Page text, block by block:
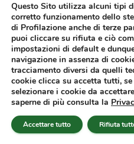
situazione cinese è
infatti caratterizzata da
politico-sociale
Infatti laCinaè un
giovane, che deve
equilibrio, e non è
essere invece i paese
Questo Sito utilizza alcuni tipi
corretto funzionamento dello
di Profilazione anche di terze
puoi cliccare su rifiuta e ciò
impostazioni di default e
navigazione in assenza di
tracciamento diversi da quelli
cookie clicca su accetta tutti,
selezionare i cookie da
saperne di più consulta la
Accettare tutto Rifiuta